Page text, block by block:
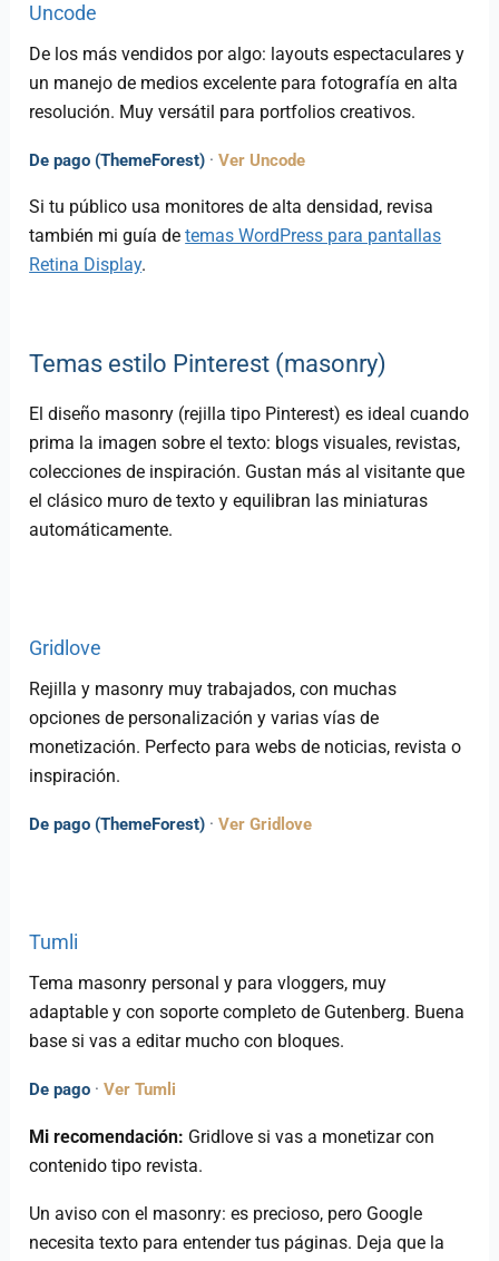
Uncode
De los más vendidos por algo: layouts espectaculares y
un manejo de medios excelente para fotografía en alta
resolución. Muy versátil para portfolios creativos.
De pago (ThemeForest) ·Ver Uncode
Si tu público usa monitores de alta densidad, revisa
también mi guía detemas WordPress para pantallas
Retina Display.
Temas estilo Pinterest (masonry)
El diseño masonry (rejilla tipo Pinterest) es ideal cuando
prima la imagen sobre el texto: blogs visuales, revistas,
colecciones de inspiración. Gustan más al visitante que
el clásico muro de texto y equilibran las miniaturas
automáticamente.
Gridlove
Rejilla y masonry muy trabajados, con muchas
opciones de personalización y varias vías de
monetización. Perfecto para webs de noticias, revista o
inspiración.
De pago (ThemeForest) ·Ver Gridlove
Tumli
Tema masonry personal y para vloggers, muy
adaptable y con soporte completo de Gutenberg. Buena
base si vas a editar mucho con bloques.
De pago ·Ver Tumli
Mi recomendación: Gridlove si vas a monetizar con
contenido tipo revista.
Un aviso con el masonry: es precioso, pero Google
necesita texto para entender tus páginas. Deja que la